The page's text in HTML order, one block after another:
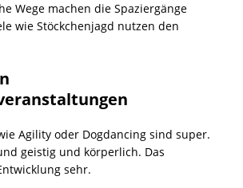
Wege machen die Spaziergänge
wie Stöckchenjagd nutzen den
Agility oder Dogdancing sind super.
geistig und körperlich. Das
sehr.